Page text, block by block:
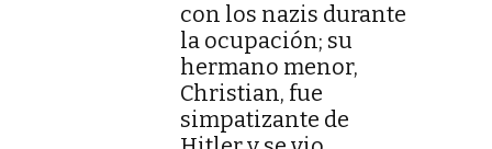
con los nazis durante
la ocupación; su
hermano menor,
Christian, fue
simpatizante de